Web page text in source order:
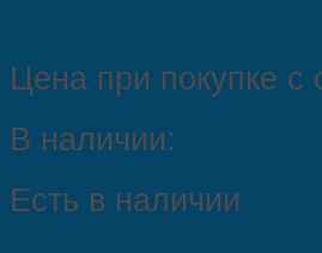
Цена при покупке с
В наличии:
Есть в наличии